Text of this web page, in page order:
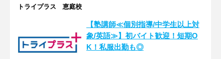
トライプラス 恵庭校
【塾講師≪個別指導/中学生以上対
象/英語≫】初バイト歓迎！短期O
K！私服出勤も◎